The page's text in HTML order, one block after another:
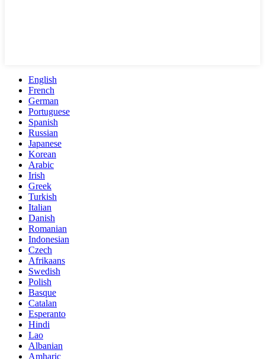
English
French
German
Portuguese
Spanish
Russian
Japanese
Korean
Arabic
Irish
Greek
Turkish
Italian
Danish
Romanian
Indonesian
Czech
Afrikaans
Swedish
Polish
Basque
Catalan
Esperanto
Hindi
Lao
Albanian
Amharic